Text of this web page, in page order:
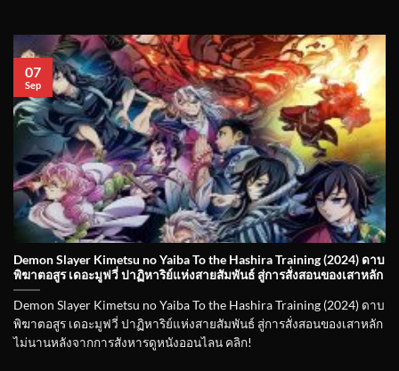
Demon Slayer Kimetsu no Yaiba To the Hashira Training (2024) ดาบ
พิฆาตอสูร เดอะมูฟวี่ ปาฏิหาริย์แห่งสายสัมพันธ์ สู่การสั่งสอนของเสาหลัก
Demon Slayer Kimetsu no Yaiba To the Hashira Training (2024) ดาบ
พิฆาตอสูร เดอะมูฟวี่ ปาฏิหาริย์แห่งสายสัมพันธ์ สู่การสั่งสอนของเสาหลัก
ไม่นานหลังจากการสังหารดูหนังออนไลน คลิก!
07
Sep